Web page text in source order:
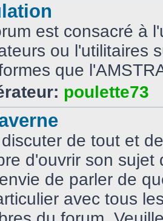
est consacré à
ou l'utilitaires
que
poulette73
de tout et
d'ouvrir son sujet
de parler de
avec tous